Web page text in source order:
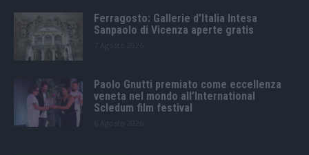
Ferragosto: Gallerie d’Italia Intesa
Sanpaolo di Vicenza aperte gratis
Paolo Gnutti premiato come eccellenza
veneta nel mondo all’International
Scledum film festival